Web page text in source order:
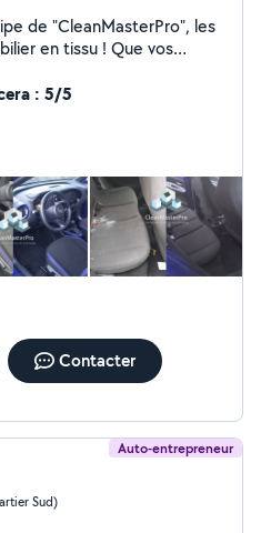
en tissu ! Que vos
aient eu une petite
café renversé, nous
en ordre avec un sourire.
au service du nettoyage.
: 5/5
Contacter
Auto-entrepreneur
Sud)